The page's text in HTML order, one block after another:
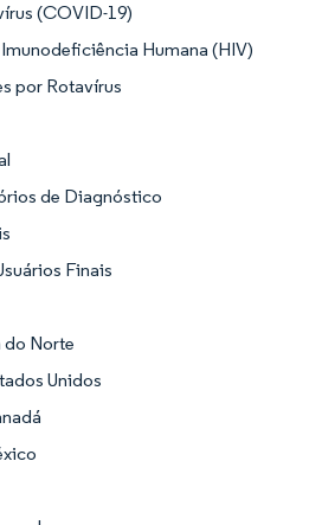
(COVID-19)
Humana (HIV)
por Rotavírus
de Diagnóstico
Finais
do Norte
Unidos